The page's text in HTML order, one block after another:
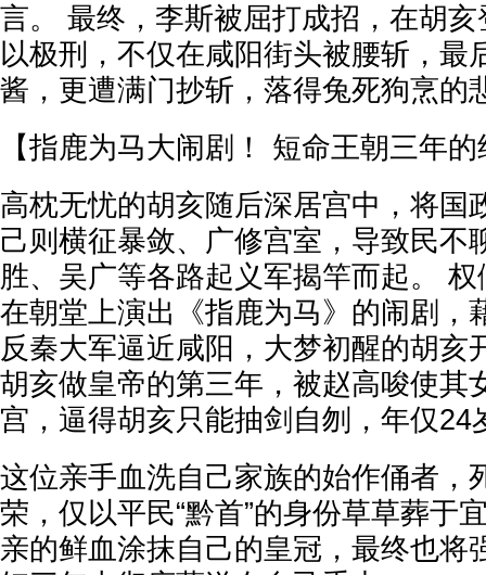
言。 最终，李斯被屈打成招，在胡
以极刑，不仅在咸阳街头被腰斩，最
酱，更遭满门抄斩，落得兔死狗烹的
【指鹿为马大闹剧！ 短命王朝三年
高枕无忧的胡亥随后深居宫中，将国
己则横征暴敛、广修宫室，导致民不
胜、吴广等各路起义军揭竿而起。
在朝堂上演出《指鹿为马》的闹剧，
反秦大军逼近咸阳，大梦初醒的胡亥
胡亥做皇帝的第三年，被赵高唆使其
宫，逼得胡亥只能抽剑自刎，年仅24
这位亲手血洗自己家族的始作俑者，
荣，仅以平民“黔首”的身份草草葬于
亲的鲜血涂抹自己的皇冠，最终也将